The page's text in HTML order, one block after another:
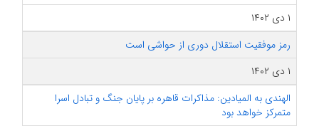
۱ دی ۱۴۰۲
رمز موفقیت استقلال دوری از حواشی است
۱ دی ۱۴۰۲
الهندی به المیادین: مذاکرات قاهره بر پایان جنگ و تبادل اسرا
متمرکز خواهد بود